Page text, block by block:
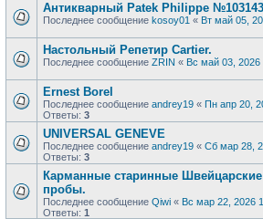
Антикварный Patek Philippe №103143
Последнее сообщение kosoy01 « Вт май 05,
Настольный Репетир Cartier.
Последнее сообщение ZRIN « Вс май 03, 2026
Ernest Borel
Последнее сообщение andrey19 « Пн апр 20,
Ответы: 3
UNIVERSAL GENEVE
Последнее сообщение andrey19 « Сб мар 28,
Ответы: 3
Карманные старинные
пробы.
Последнее сообщение Qiwi « Вс мар 22, 2026
Ответы: 1